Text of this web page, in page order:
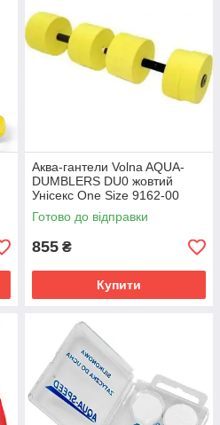
Аква-гантели Volna AQUA-
DUMBLERS DU0 жовтий
Унісекс One Size 9162-00
Готово до відправки
855 ₴
Купити